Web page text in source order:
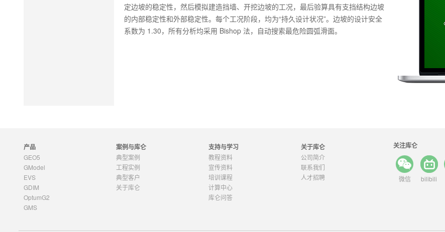
定边坡的稳定性，然后模拟建造挡墙、开挖边坡的工况，最后验算具有支挡结构边坡
的内部稳定性和外部稳定性。每个工况阶段，均为“持久设计状况”。边坡的设计安全
系数为 1.30，所有分析均采用 Bishop 法，自动搜索最危险圆弧滑面。
产品
GEO5
GModel
EVS
GDIM
OptumG2
GMS
案例与库仑
典型案例
工程实例
典型客户
关于库仑
支持与学习
教程资料
宣传资料
培训课程
计算中心
库仑问答
关于库仑
公司简介
联系我们
人才招聘
关注库仑
微信 bilibili